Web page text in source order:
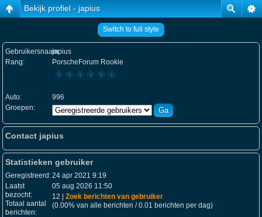
Bekijk profiel - japius
Switch to full style
Gebruikersnaam:japius
Rang:
PorscheForum Rookie
Auto:
996
Groepen:
Contact japius
Statistieken gebruiker
Geregistreerd:24 apr 2021 9:19
Laatst
bezocht:
05 aug 2026 11:50
Totaal aantal
berichten:
12 | Zoek berichten van gebruiker
(0.00% van alle berichten / 0.01 berichten per dag)